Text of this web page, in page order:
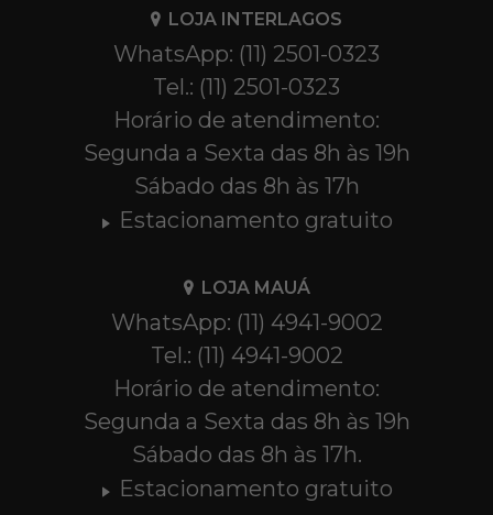
LOJA INTERLAGOS
WhatsApp: (11) 2501-0323
Tel.: (11) 2501-0323
Horário de atendimento:
Segunda a Sexta das 8h às 19h
Sábado das 8h às 17h
Estacionamento gratuito
LOJA MAUÁ
WhatsApp: (11) 4941-9002
Tel.: (11) 4941-9002
Horário de atendimento:
Segunda a Sexta das 8h às 19h
Sábado das 8h às 17h.
Estacionamento gratuito